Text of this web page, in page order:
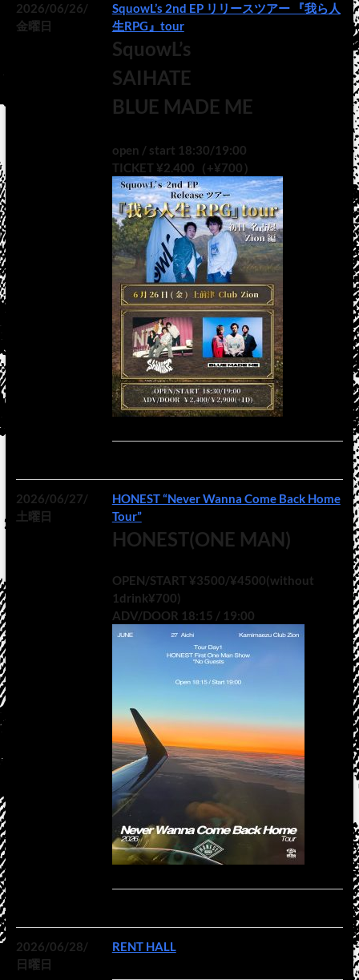
2026/06/26/
金曜日
SquowL’s 2nd EP リリースツアー 『我ら人
生RPG』tour
SquowL’s
SAIHATE
BLUE MADE ME
open / start 18:30/19:00
TICKET ¥2.400（+¥700）
2026/06/27/
土曜日
HONEST “Never Wanna Come Back Home
Tour”
HONEST(ONE MAN)
OPEN/START ¥3500/¥4500(without
1drink¥700)
ADV/DOOR 18:15 / 19:00
2026/06/28/
日曜日
RENT HALL